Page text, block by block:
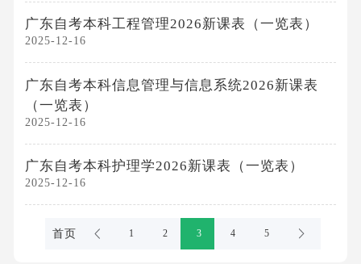
广东自考本科工程管理2026新课表（一览表）
2025-12-16
广东自考本科信息管理与信息系统2026新课表
（一览表）
2025-12-16
广东自考本科护理学2026新课表（一览表）
2025-12-16
首页 1 2 3 4 5